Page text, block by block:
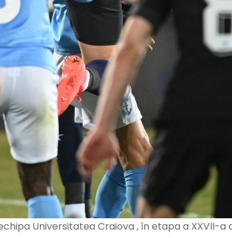
Universitatea Craiova , în etapa a XXVII-a